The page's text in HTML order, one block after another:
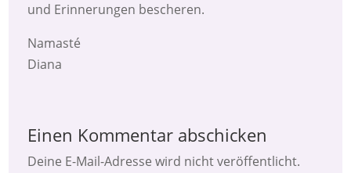
und Erinnerungen bescheren.
Namasté
Diana
Einen Kommentar abschicken
Deine E-Mail-Adresse wird nicht veröffentlicht.